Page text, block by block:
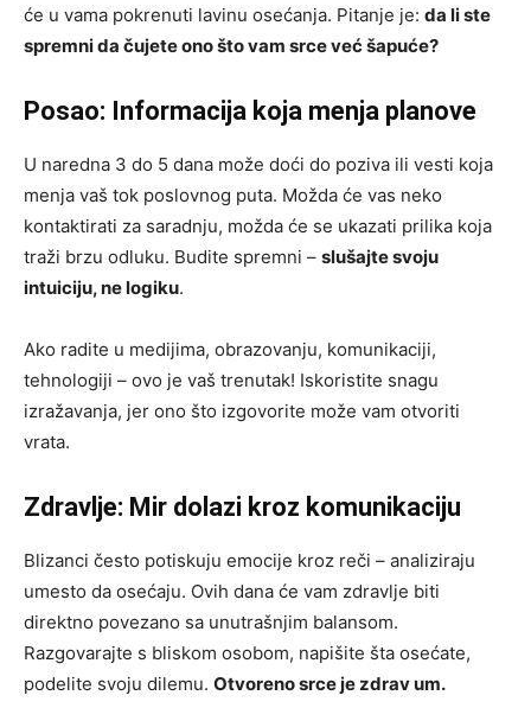
će u vama pokrenuti lavinu osećanja. Pitanje je: da li ste
spremni da čujete ono što vam srce već šapuće?
Posao: Informacija koja menja planove
U naredna 3 do 5 dana može doći do poziva ili vesti koja
menja vaš tok poslovnog puta. Možda će vas neko
kontaktirati za saradnju, možda će se ukazati prilika koja
traži brzu odluku. Budite spremni – slušajte svoju
intuiciju, ne logiku.
Ako radite u medijima, obrazovanju, komunikaciji,
tehnologiji – ovo je vaš trenutak! Iskoristite snagu
izražavanja, jer ono što izgovorite može vam otvoriti
vrata.
Zdravlje: Mir dolazi kroz komunikaciju
Blizanci često potiskuju emocije kroz reči – analiziraju
umesto da osećaju. Ovih dana će vam zdravlje biti
direktno povezano sa unutrašnjim balansom.
Razgovarajte s bliskom osobom, napišite šta osećate,
podelite svoju dilemu. Otvoreno srce je zdrav um.